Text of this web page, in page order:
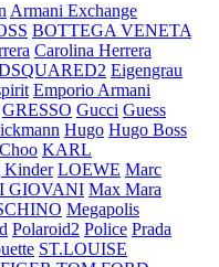
Armani Exchange
BOTTEGA VENETA
Carolina Herrera
Eigengrau
Emporio Armani
GRESSO Gucci Guess
Hugo Hugo Boss
KARL
Kinder LOEWE Marc
GIOVANI Max Mara
Megapolis
Polaroid2 Police Prada
ST.LOUISE